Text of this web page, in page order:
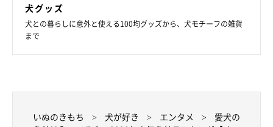
犬グッズ
犬との暮らしに意外と使える100均グッズから、犬モチーフの雑貨
まで
いぬのきもち 犬が好き エンタメ
愛犬の